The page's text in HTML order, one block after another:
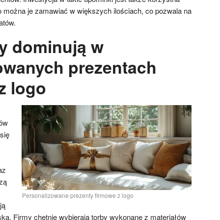
je zamawiać w większych ilościach, co pozwala na
dominują w
prezentach
logo
Personalizowane prezenty firmowe z logo
Firmy chętnie wybierają torby wykonane z materiałów